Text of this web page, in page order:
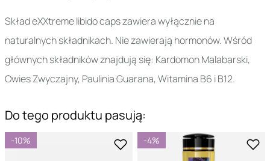
Skład eXXtreme libido caps zawiera wyłącznie na
naturalnych składnikach. Nie zawierają hormonów. Wśród
głównych składników znajdują się: Kardomon Malabarski,
Owies Zwyczajny, Paulinia Guarana, Witamina B6 i B12.
Do tego produktu pasują:
-10% -4%